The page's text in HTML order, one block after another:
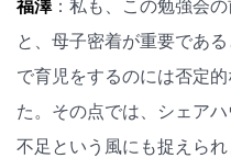
福澤：私も、この勉強会
と、母子密着が重要であ
で育児をするのには否定
た。その点では、シェア
不足という風にも捉えら